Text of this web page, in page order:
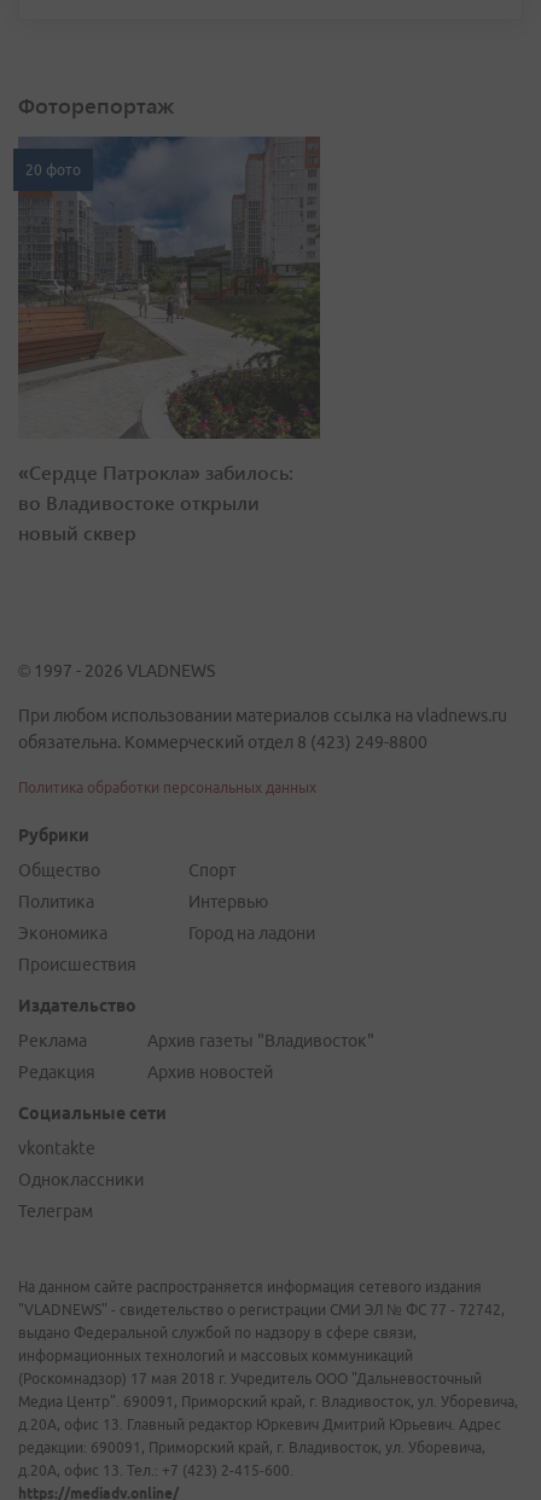
Фоторепортаж
20 фото
«Сердце Патрокла» забилось:
во Владивостоке открыли
новый сквер
© 1997 - 2026 VLADNEWS
При любом использовании материалов ссылка на vladnews.ru
обязательна. Коммерческий отдел 8 (423) 249-8800
Политика обработки персональных данных
Рубрики
Общество
Политика
Экономика
Происшествия
Спорт
Интервью
Город на ладони
Издательство
Реклама
Редакция
Архив газеты "Владивосток"
Архив новостей
Социальные сети
vkontakte
Одноклассники
Телеграм
На данном сайте распространяется информация сетевого издания
"VLADNEWS" - свидетельство о регистрации СМИ ЭЛ № ФС 77 - 72742,
выдано Федеральной службой по надзору в сфере связи,
информационных технологий и массовых коммуникаций
(Роскомнадзор) 17 мая 2018 г. Учредитель ООО "Дальневосточный
Медиа Центр". 690091, Приморский край, г. Владивосток, ул. Уборевича,
д.20А, офис 13. Главный редактор Юркевич Дмитрий Юрьевич. Адрес
редакции: 690091, Приморский край, г. Владивосток, ул. Уборевича,
д.20А, офис 13. Тел.: +7 (423) 2-415-600.
https://mediadv.online/